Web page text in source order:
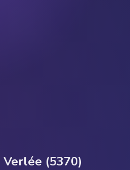
Verlée (5370)